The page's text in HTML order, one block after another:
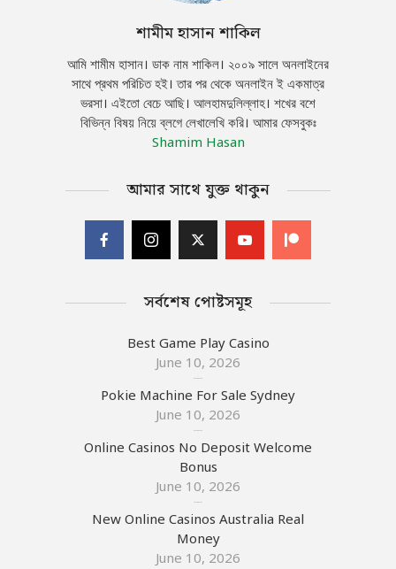
শামীম হাসান শাকিল
আমি শামীম হাসান। ডাক নাম শাকিল। ২০০৯ সালে অনলাইনের
সাথে প্রথম পরিচিত হই। তার পর থেকে অনলাইন ই একমাত্র
ভরসা। এইতো বেচে আছি। আলহামদুলিল্লাহ। শখের বশে
বিভিন্ন বিষয় নিয়ে ব্লগে লেখালেখি করি। আমার ফেসবুকঃ
Shamim Hasan
আমার সাথে যুক্ত থাকুন
সর্বশেষ পোষ্টসমূহ
Best Game Play Casino
June 10, 2026
Pokie Machine For Sale Sydney
June 10, 2026
Online Casinos No Deposit Welcome
Bonus
June 10, 2026
New Online Casinos Australia Real
Money
June 10, 2026